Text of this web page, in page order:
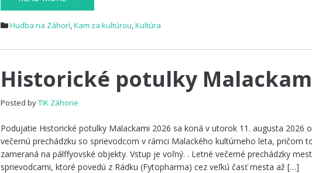
Hudba na Záhorí,Kam za kultúrou,Kultúra
Historické potulky
Posted byTIK Záhorie
Podujatie Historické potulky Malackami 2026 sa koná v utorok 11. augusta 2026
večernú prechádzku so sprievodcom v rámci Malackého kultúrneho leta, pričom
zameraná na pálffyovské objekty. Vstup je voľný. . Letné večerné prechádzky
sprievodcami, ktoré povedú z Rádku (Fytopharma) cez veľkú časť mesta až […]